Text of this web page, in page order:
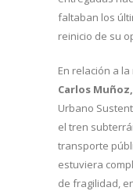
faltaban los
reinicio de su
En relación a
Carlos Muñoz,
Urbano
el tren
transporte
estuviera
de fragilidad,